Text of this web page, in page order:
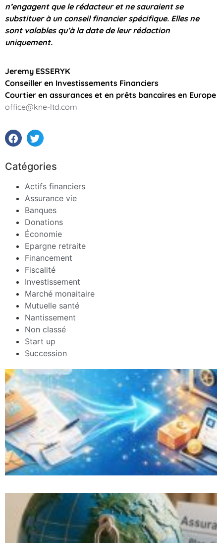
n’engagent que le rédacteur et ne sauraient se
substituer à un conseil financier spécifique. Elles ne
sont valables qu’à la date de leur rédaction
uniquement.
Jeremy ESSERYK
Conseiller en Investissements Financiers
Courtier en assurances et en prêts bancaires en Europe
office@kne-ltd.com
Catégories
Actifs financiers
Assurance vie
Banques
Donations
Économie
Epargne retraite
Financement
Fiscalité
Investissement
Marché monaitaire
Mutuelle santé
Nantissement
Non classé
Start up
Succession